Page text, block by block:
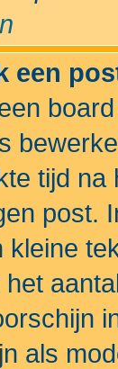
een
tijd
post.
kleine
als